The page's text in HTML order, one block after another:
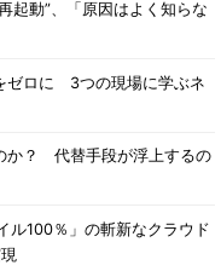
起動”、「原因はよく知らな
ゼロに 3つの現場に学ぶネ
か？ 代替手段が浮上するの
ル100％」の斬新なクラウド